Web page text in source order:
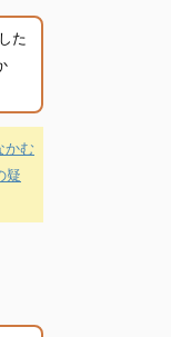
た
かむ
疑